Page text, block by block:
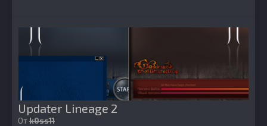
Updater Lineage 2
Отk0ss11